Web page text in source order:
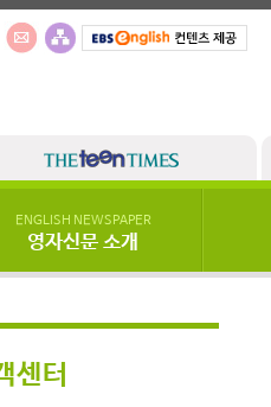
ENGLISH NEWSPAPER
영자신문 소개
센터